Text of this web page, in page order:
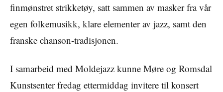
finmønstret strikketøy, satt sammen av masker fra vår
egen folkemusikk, klare elementer av jazz, samt den
franske chanson-tradisjonen.
I samarbeid med Moldejazz kunne Møre og Romsdal
Kunstsenter fredag ettermiddag invitere til konsert